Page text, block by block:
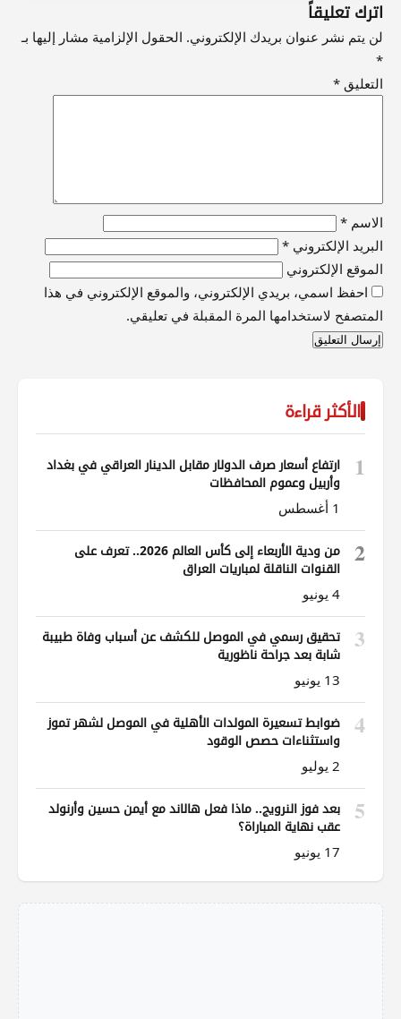
اترك تعليقاً
لن يتم نشر عنوان بريدك الإلكتروني. الحقول الإلزامية مشار إليها بـ
*
التعليق *
الاسم *
البريد الإلكتروني *
الموقع الإلكتروني
احفظ اسمي، بريدي الإلكتروني، والموقع الإلكتروني في هذا
المتصفح لاستخدامها المرة المقبلة في تعليقي.
الأكثر قراءة
1
ارتفاع أسعار صرف الدولار مقابل الدينار العراقي في بغداد
وأربيل وعموم المحافظات
1 أغسطس
2
من ودية الأربعاء إلى كأس العالم 2026.. تعرف على
القنوات الناقلة لمباريات العراق
4 يونيو
3
تحقيق رسمي في الموصل للكشف عن أسباب وفاة طبيبة
شابة بعد جراحة ناظورية
13 يونيو
4
ضوابط تسعيرة المولدات الأهلية في الموصل لشهر تموز
واستثناءات حصص الوقود
2 يوليو
5
بعد فوز النرويج.. ماذا فعل هالاند مع أيمن حسين وأرنولد
عقب نهاية المباراة؟
17 يونيو